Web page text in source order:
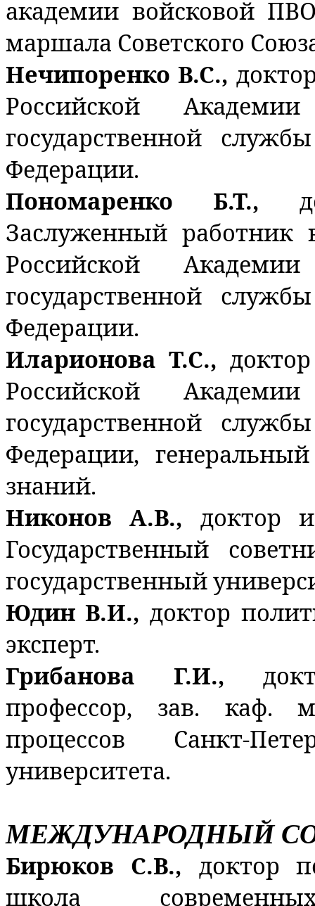
академии войсковой
маршала Советского
Нечипоренко В.С.,
Российской
государственной
Федерации.
Пономаренко Б.Т.,
Заслуженный
Российской
государственной
Федерации.
Иларионова Т.С.,
Российской
государственной
Федерации,
знаний.
Никонов А.В., доктор
Государственный
государственный
Юдин В.И.,доктор
эксперт.
Грибанова Г.И.,
профессор, зав. каф.
процессов Санкт-
университета.
МЕЖДУНАРОДНЫЙ
Бирюков С.В., доктор
школа